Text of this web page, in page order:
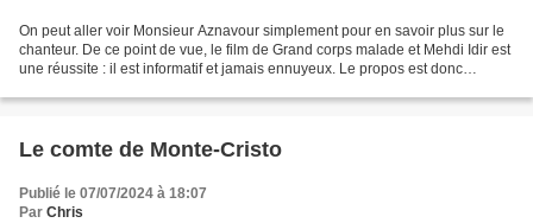
On peut aller voir Monsieur Aznavour simplement pour en savoir plus sur le
chanteur. De ce point de vue, le film de Grand corps malade et Mehdi Idir est
une réussite : il est informatif et jamais ennuyeux. Le propos est donc
Le comte de Monte-Cristo
Publié le 07/07/2024 à 18:07
Par Chris